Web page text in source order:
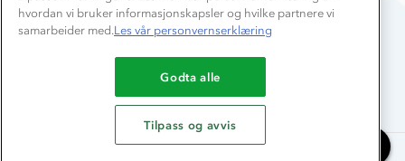
Du betaler enkelt med
hvordan vi bruker informasjonskapsler og hvilke partnere vi
samarbeider med.Les vår personvernserklæring
Godta alle
Tilpass og avvis